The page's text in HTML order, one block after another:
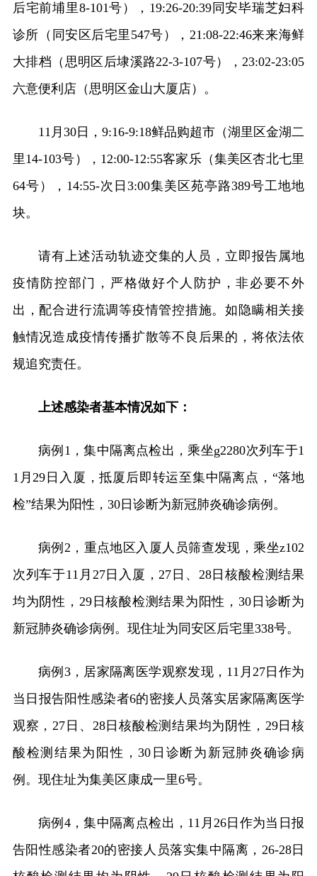
后宅前埔里8-101号），19:26-20:39同安毕瑞芝妇科
诊所（同安区后宅里547号），21:08-22:46来来海鲜
大排档（思明区后埭溪路22-3-107号），23:02-23:05
六意便利店（思明区金山大厦店）。
11月30日，9:16-9:18鲜品购超市（湖里区金湖二
里14-103号），12:00-12:55客家乐（集美区杏北七里
64号），14:55-次日3:00集美区苑亭路389号工地地
块。
请有上述活动轨迹交集的人员，立即报告属地
疫情防控部门，严格做好个人防护，非必要不外
出，配合进行流调等疫情管控措施。如隐瞒相关接
触情况造成疫情传播扩散等不良后果的，将依法依
规追究责任。
上述感染者基本情况如下：
病例1，集中隔离点检出，乘坐g2280次列车于1
1月29日入厦，抵厦后即转运至集中隔离点，“落地
检”结果为阳性，30日诊断为新冠肺炎确诊病例。
病例2，重点地区入厦人员筛查发现，乘坐z102
次列车于11月27日入厦，27日、28日核酸检测结果
均为阴性，29日核酸检测结果为阳性，30日诊断为
新冠肺炎确诊病例。现住址为同安区后宅里338号。
病例3，居家隔离医学观察发现，11月27日作为
当日报告阳性感染者6的密接人员落实居家隔离医学
观察，27日、28日核酸检测结果均为阴性，29日核
酸检测结果为阳性，30日诊断为新冠肺炎确诊病
例。现住址为集美区康成一里6号。
病例4，集中隔离点检出，11月26日作为当日报
告阳性感染者20的密接人员落实集中隔离，26-28日